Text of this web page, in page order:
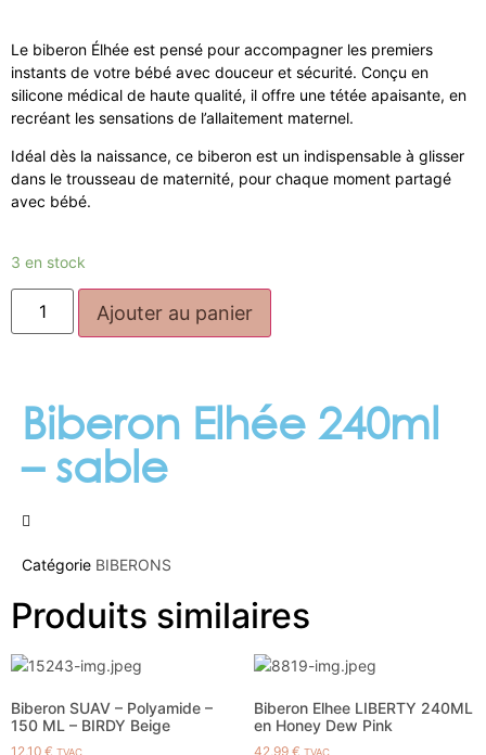
Le biberon Élhée est pensé pour accompagner les premiers
instants de votre bébé avec douceur et sécurité. Conçu en
silicone médical de haute qualité, il offre une tétée apaisante, en
recréant les sensations de l’allaitement maternel.
Idéal dès la naissance, ce biberon est un indispensable à glisser
dans le trousseau de maternité, pour chaque moment partagé
avec bébé.
3 en stock
Ajouter au panier
Biberon Elhée 240ml
– sable
Catégorie BIBERONS
Produits similaires
Biberon SUAV – Polyamide –
150 ML – BIRDY Beige
12,10 € TVAC
Biberon Elhee LIBERTY 240ML
en Honey Dew Pink
42,99 € TVAC